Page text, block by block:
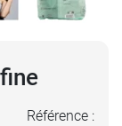
Référence :